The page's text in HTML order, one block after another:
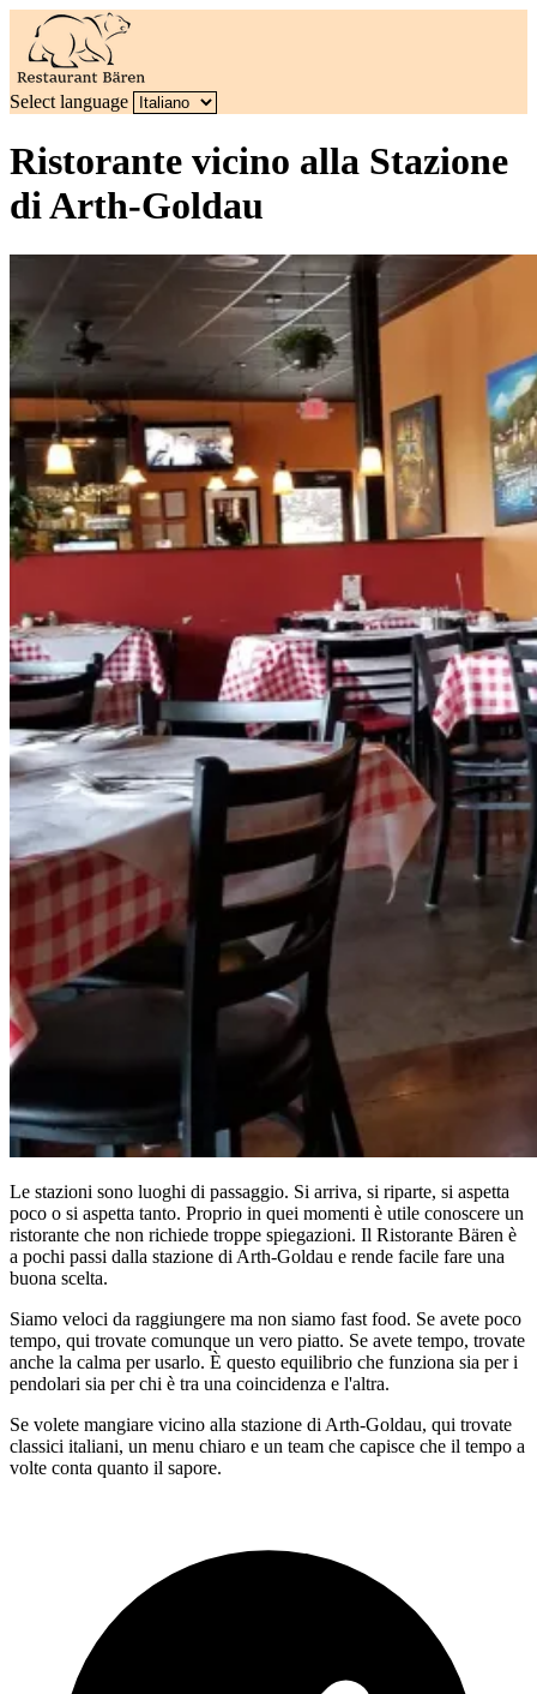
Select language
Ristorante vicino alla Stazione
di Arth-Goldau
Le stazioni sono luoghi di passaggio. Si arriva, si riparte, si aspetta
poco o si aspetta tanto. Proprio in quei momenti è utile conoscere un
ristorante che non richiede troppe spiegazioni. Il Ristorante Bären è
a pochi passi dalla stazione di Arth-Goldau e rende facile fare una
buona scelta.
Siamo veloci da raggiungere ma non siamo fast food. Se avete poco
tempo, qui trovate comunque un vero piatto. Se avete tempo, trovate
anche la calma per usarlo. È questo equilibrio che funziona sia per i
pendolari sia per chi è tra una coincidenza e l'altra.
Se volete mangiare vicino alla stazione di Arth-Goldau, qui trovate
classici italiani, un menu chiaro e un team che capisce che il tempo a
volte conta quanto il sapore.